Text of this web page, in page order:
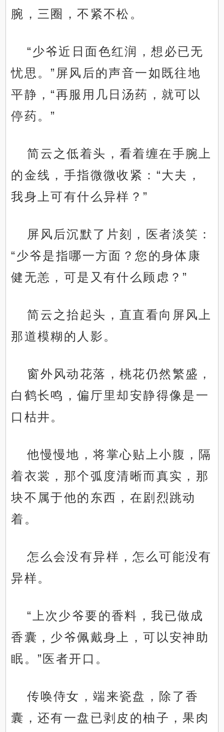
腕，三圈，不紧不松。
“少爷近日面色红润，想必已无
忧思。”屏风后的声音一如既往地
平静，“再服用几日汤药，就可以
停药。”
简云之低着头，看着缠在手腕上
的金线，手指微微收紧：“大夫，
我身上可有什么异样？”
屏风后沉默了片刻，医者淡笑：
“少爷是指哪一方面？您的身体康
健无恙，可是又有什么顾虑？”
简云之抬起头，直直看向屏风上
那道模糊的人影。
窗外风动花落，桃花仍然繁盛，
白鹤长鸣，偏厅里却安静得像是一
口枯井。
他慢慢地，将掌心贴上小腹，隔
着衣裳，那个弧度清晰而真实，那
块不属于他的东西，在剧烈跳动
着。
怎么会没有异样，怎么可能没有
异样。
“上次少爷要的香料，我已做成
香囊，少爷佩戴身上，可以安神助
眠。”医者开口。
传唤侍女，端来瓷盘，除了香
囊，还有一盘已剥皮的柚子，果肉